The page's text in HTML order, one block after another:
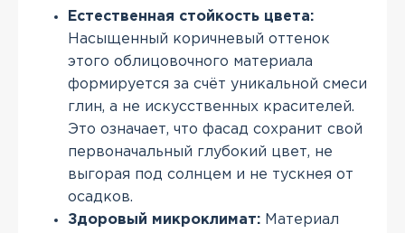
Естественная стойкость цвета:
Насыщенный коричневый оттенок
этого облицовочного материала
формируется за счёт уникальной смеси
глин, а не искусственных красителей.
Это означает, что фасад сохранит свой
первоначальный глубокий цвет, не
выгорая под солнцем и не тускнея от
осадков.
Здоровый микроклимат: Материал